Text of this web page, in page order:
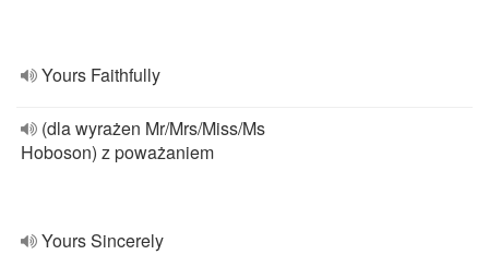
Yours Faithfully
(dla wyrażen Mr/Mrs/Miss/Ms
Hoboson) z poważaniem
Yours Sincerely